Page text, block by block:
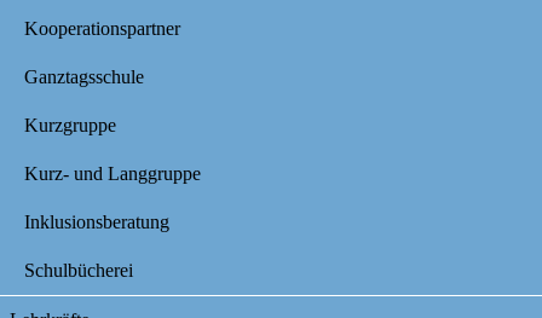
Kooperationspartner
Ganztagsschule
Kurzgruppe
Kurz- und Langgruppe
Inklusionsberatung
Schulbücherei